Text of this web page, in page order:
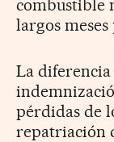
combustible
largos
La
pérdidas de
repatriación